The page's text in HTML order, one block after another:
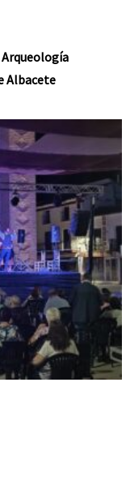
Arqueología
Albacete